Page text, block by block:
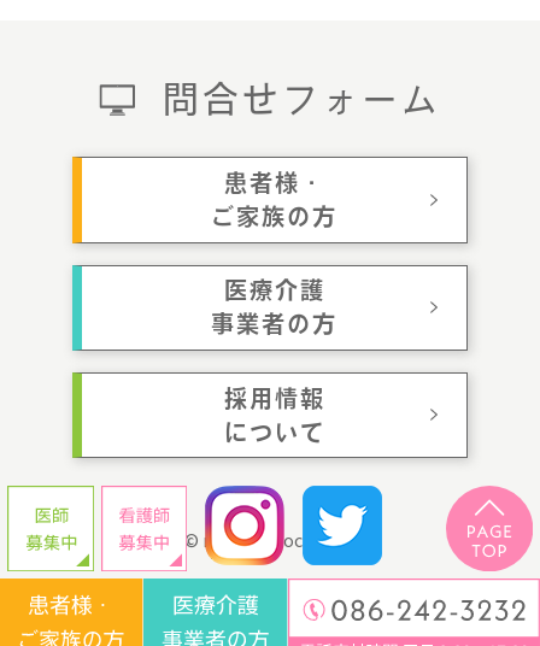
問合せフォーム
患者様・
ご家族の方
医療介護
事業者の方
採用情報
について
© momotaroclinic.jp